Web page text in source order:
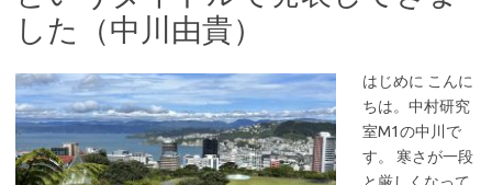
した（中川由貴）
はじめに こんに
ちは。中村研究
室M1の中川で
す。 寒さが一段